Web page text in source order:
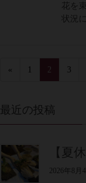
花を
状況
« 2 3
最近の投稿
【夏
2026年8月4